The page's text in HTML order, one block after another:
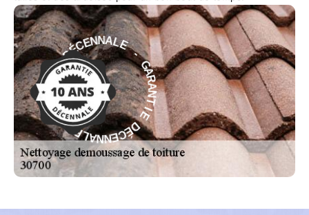
G
A
R
A
N
T
I
E
D
É
C
E
NNALE - GA
R
A
N
T
I
E
D
É
C
E
N
N
A
L
E
-